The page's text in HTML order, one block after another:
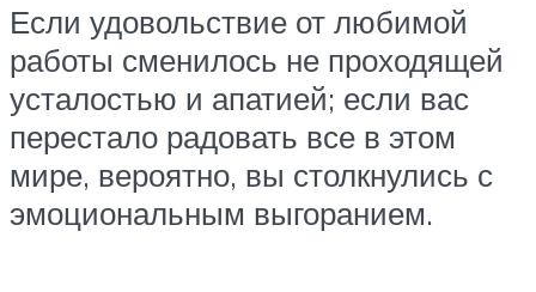
Если удовольствие от любимой
работы сменилось не проходящей
усталостью и апатией; если вас
перестало радовать все в этом
мире, вероятно, вы столкнулись с
эмоциональным выгоранием.